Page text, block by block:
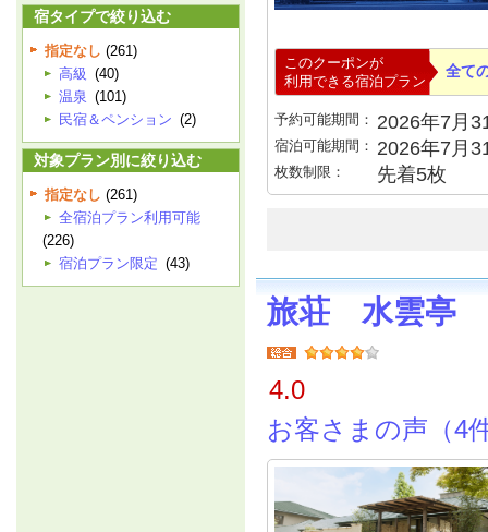
宿タイプで絞り込む
指定なし (261)
高級 (40)
温泉 (101)
民宿＆ペンション (2)
対象プラン別に絞り込む
指定なし (261)
全宿泊プラン利用可能
(226)
宿泊プラン限定 (43)
このクーポンが
利用できる宿泊プラン
全て
予約可能期間： 2026年7月
宿泊可能期間： 2026年7月
枚数制限： 先着5枚
旅荘 水雲亭
4.0
お客さまの声（4